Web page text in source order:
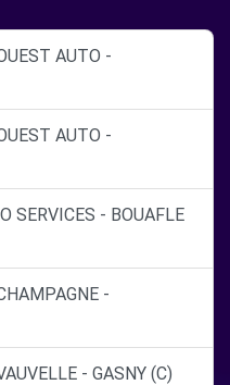
AUTO -
AUTO -
SERVICES - BOUAFLE
-
- GASNY (C)